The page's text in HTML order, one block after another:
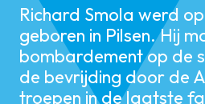
Richard Smola werd op
geboren in Pilsen. Hij
bombardement op de
de bevrijding door de
troepen in de laatste